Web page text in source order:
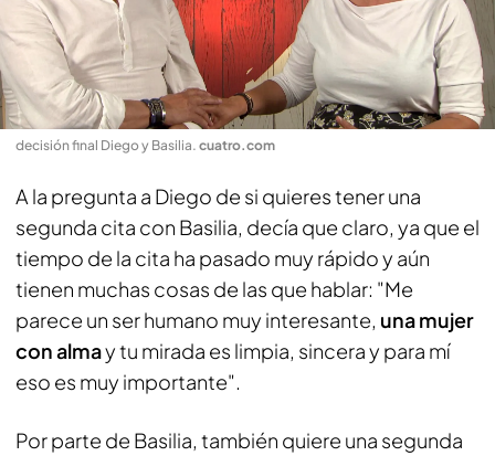
decisión final Diego y Basilia. cuatro.com
A la pregunta a Diego de si quieres tener una
segunda cita con Basilia, decía que claro, ya que el
tiempo de la cita ha pasado muy rápido y aún
tienen muchas cosas de las que hablar: "Me
parece un ser humano muy interesante, una mujer
con almay tu mirada es limpia, sincera y para mí
eso es muy importante".
Por parte de Basilia, también quiere una segunda